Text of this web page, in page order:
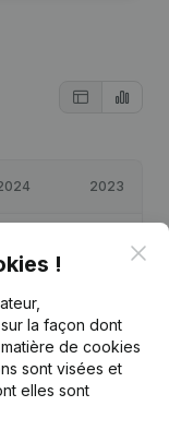
2023
231
592 € 30 493
!
la façon dont
de cookies
sont visées et
elles sont